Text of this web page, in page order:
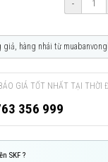
-
hàng nhái từ
GIÁ TỐT NHẤT TẠI THỜI
356 999
SKF ?